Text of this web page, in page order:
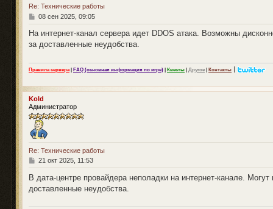
Re: Технические работы
С
о
о
щ
н
и
08 сен 2025, 09:05
На интернет-канал сервера идет DDOS атака. Возможны
за доставленные неудобства.
Правила сервера| FAQ (основная информация по игре) Квесты Другое Контакты |
Kold
Администратор
Re: Технические работы
С
о
о
б
щ
н
21 окт 2025, 11:53
В дата-центре провайдера неполадки на интернет-канале.
доставленные неудобства.